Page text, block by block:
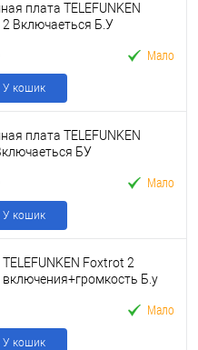
плата TELEFUNKEN
2 Включаеться Б.У
Мало
У кошик
плата TELEFUNKEN
БУ
Мало
У кошик
Foxtrot 2
включения+громкость Б.у
Мало
У кошик